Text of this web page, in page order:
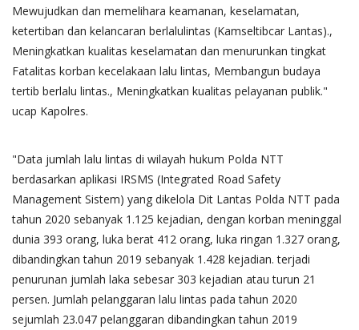
Mewujudkan dan memelihara keamanan, keselamatan,
ketertiban dan kelancaran berlalulintas (Kamseltibcar Lantas).,
Meningkatkan kualitas keselamatan dan menurunkan tingkat
Fatalitas korban kecelakaan lalu lintas, Membangun budaya
tertib berlalu lintas., Meningkatkan kualitas pelayanan publik."
ucap Kapolres.
"Data jumlah lalu lintas di wilayah hukum Polda NTT
berdasarkan aplikasi IRSMS (Integrated Road Safety
Management Sistem) yang dikelola Dit Lantas Polda NTT pada
tahun 2020 sebanyak 1.125 kejadian, dengan korban meninggal
dunia 393 orang, luka berat 412 orang, luka ringan 1.327 orang,
dibandingkan tahun 2019 sebanyak 1.428 kejadian. terjadi
penurunan jumlah laka sebesar 303 kejadian atau turun 21
persen. Jumlah pelanggaran lalu lintas pada tahun 2020
sejumlah 23.047 pelanggaran dibandingkan tahun 2019